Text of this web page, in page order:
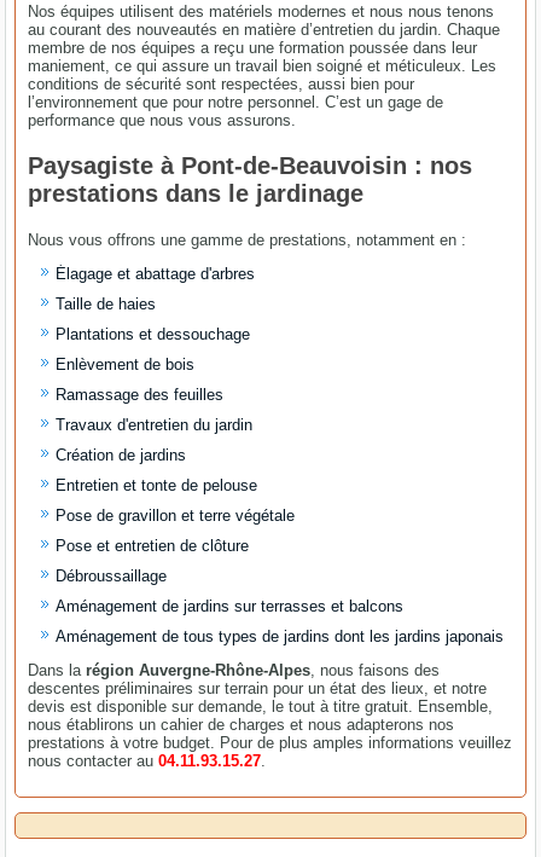
Nos équipes utilisent des matériels modernes et nous nous tenons
au courant des nouveautés en matière d’entretien du jardin. Chaque
membre de nos équipes a reçu une formation poussée dans leur
maniement, ce qui assure un travail bien soigné et méticuleux. Les
conditions de sécurité sont respectées, aussi bien pour
l’environnement que pour notre personnel. C’est un gage de
performance que nous vous assurons.
Paysagiste à Pont-de-Beauvoisin : nos
prestations dans le jardinage
Nous vous offrons une gamme de prestations, notamment en :
Élagage et abattage d'arbres
Taille de haies
Plantations et dessouchage
Enlèvement de bois
Ramassage des feuilles
Travaux d'entretien du jardin
Création de jardins
Entretien et tonte de pelouse
Pose de gravillon et terre végétale
Pose et entretien de clôture
Débroussaillage
Aménagement de jardins sur terrasses et balcons
Aménagement de tous types de jardins dont les jardins japonais
Dans la région Auvergne-Rhône-Alpes , nous faisons des
descentes préliminaires sur terrain pour un état des lieux, et notre
devis est disponible sur demande, le tout à titre gratuit. Ensemble,
nous établirons un cahier de charges et nous adapterons nos
prestations à votre budget. Pour de plus amples informations veuillez
nous contacter au04.11.93.15.27